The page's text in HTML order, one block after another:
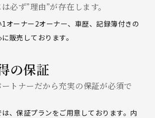
必ず”理由”が存在します。
オーナー2オーナー、車歴、記録簿付きの
販売しております。
の保証
トナーだから充実の保証が必須で
、保証プランをご用意しております。内